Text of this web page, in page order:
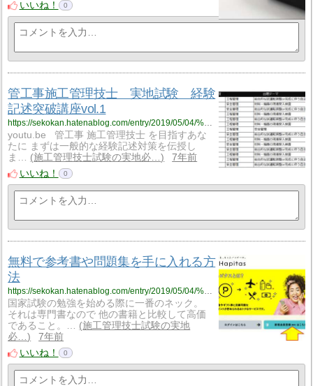
いいね！
0
管工事施工管理技士 実地試験 経験
記述突破講座vol.1
youtu.be 管工事 施工管理技士 を目指すあな
たに まずは一般的な経験記述対策を伝授し
ま…
施工管理技士試験の実地必…
7年前
いいね！
0
無料で参考書や問題集を手に入れる方
法
国家試験の勉強を始める際に一番のネック。
それは専門書なので 他の書籍と比較して高価
であること。…
施工管理技士試験の実地
必…
7年前
いいね！
0